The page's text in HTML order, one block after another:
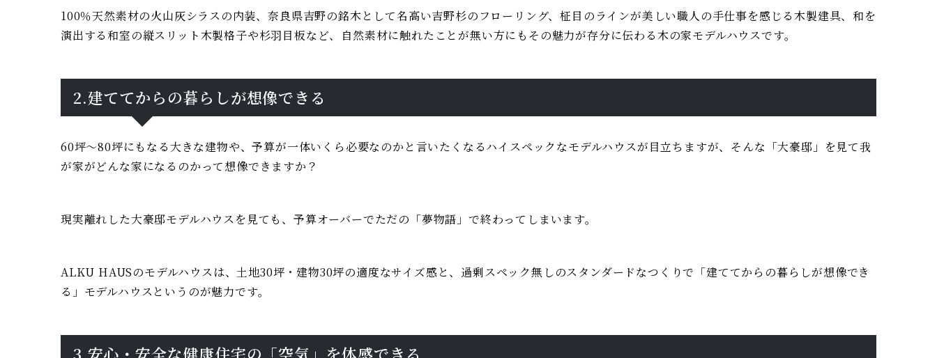
100％天然素材の火山灰シラスの内装、奈良県吉野の銘木として名高い吉野杉のフローリング、柾目のラインが美しい職人の手仕事を感じる木製建具、和を
演出する和室の縦スリット木製格子や杉羽目板など、自然素材に触れたことが無い方にもその魅力が存分に伝わる木の家モデルハウスです。
2.建ててからの暮らしが想像できる
60坪～80坪にもなる大きな建物や、予算が一体いくら必要なのかと言いたくなるハイスペックなモデルハウスが目立ちますが、そんな「大豪邸」を見て我
が家がどんな家になるのかって想像できますか？
現実離れした大豪邸モデルハウスを見ても、予算オーバーでただの「夢物語」で終わってしまいます。
ALKU HAUSのモデルハウスは、土地30坪・建物30坪の適度なサイズ感と、過剰スペック無しのスタンダードなつくりで「建ててからの暮らしが想像でき
る」モデルハウスというのが魅力です。
3.安心・安全な健康住宅の「空気」を体感できる